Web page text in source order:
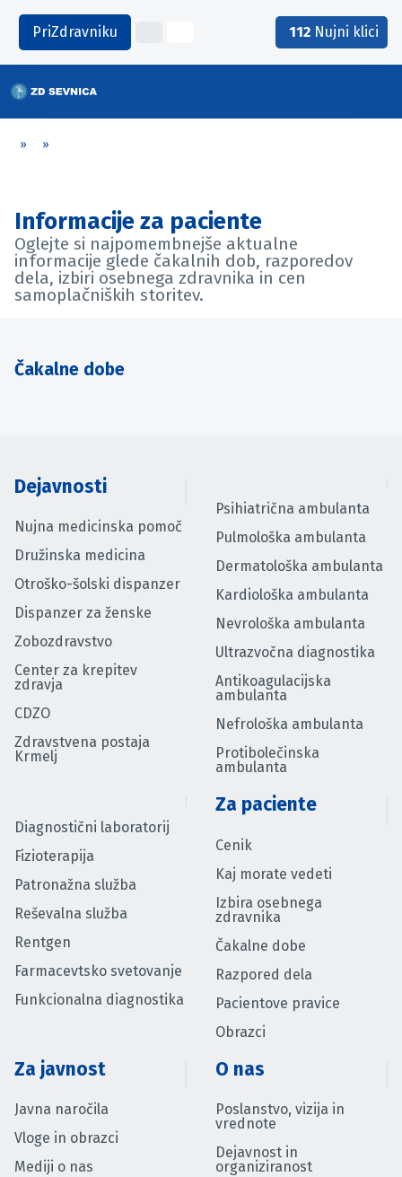
PriZdravniku 112 Nujni klici
» »
Informacije za paciente
Oglejte si najpomembnejše aktualne
informacije glede čakalnih dob, razporedov
dela, izbiri osebnega zdravnika in cen
samoplačniških storitev.
Čakalne dobe
Dejavnosti
Nujna medicinska pomoč
Družinska medicina
Otroško-šolski dispanzer
Dispanzer za ženske
Zobozdravstvo
Center za krepitev
zdravja
CDZO
Zdravstvena postaja
Krmelj
Psihiatrična ambulanta
Pulmološka ambulanta
Dermatološka ambulanta
Kardiološka ambulanta
Nevrološka ambulanta
Ultrazvočna diagnostika
Antikoagulacijska
ambulanta
Nefrološka ambulanta
Protibolečinska
ambulanta
Diagnostični laboratorij
Fizioterapija
Patronažna služba
Reševalna služba
Rentgen
Farmacevtsko svetovanje
Funkcionalna diagnostika
Za paciente
Cenik
Kaj morate vedeti
Izbira osebnega
zdravnika
Čakalne dobe
Razpored dela
Pacientove pravice
Obrazci
Za javnost
Javna naročila
Vloge in obrazci
Mediji o nas
O nas
Poslanstvo, vizija in
vrednote
Dejavnost in
organiziranost